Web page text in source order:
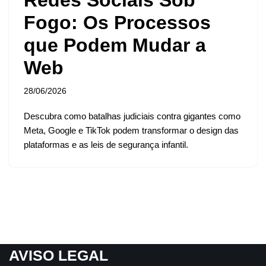
Fogo: Os Processos
que Podem Mudar a
Web
28/06/2026
Descubra como batalhas judiciais contra gigantes como
Meta, Google e TikTok podem transformar o design das
plataformas e as leis de segurança infantil.
AVISO LEGAL